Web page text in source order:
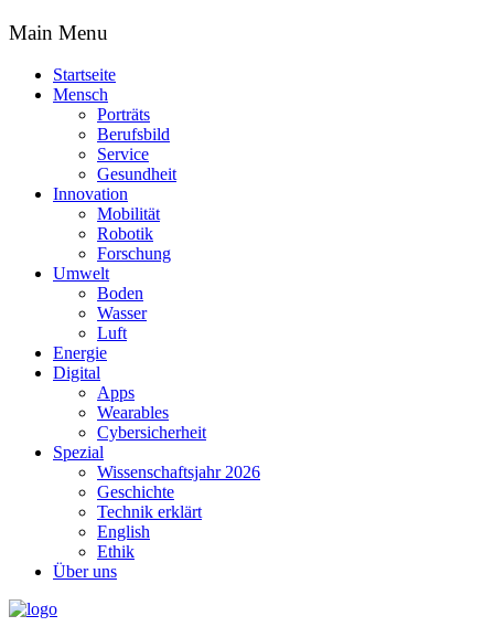
Main Menu
Startseite
Mensch
Porträts
Berufsbild
Service
Gesundheit
Innovation
Mobilität
Robotik
Forschung
Umwelt
Boden
Wasser
Luft
Energie
Digital
Apps
Wearables
Cybersicherheit
Spezial
Wissenschaftsjahr 2026
Geschichte
Technik erklärt
English
Ethik
Über uns